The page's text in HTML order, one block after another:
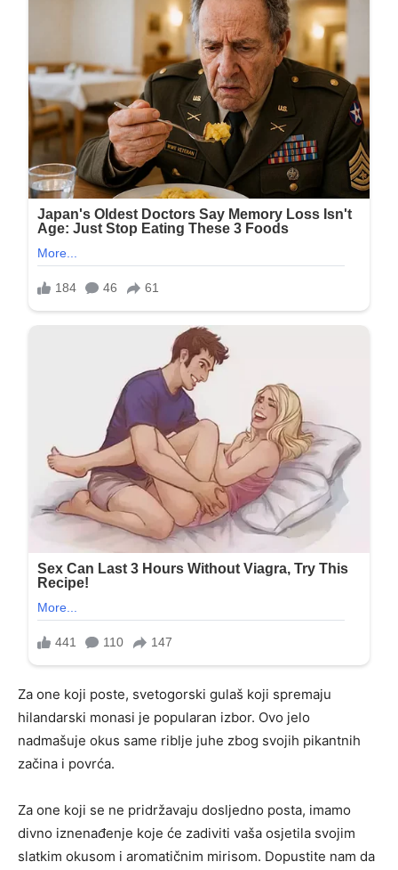
Za one koji poste, svetogorski gulaš koji spremaju
hilandarski monasi je popularan izbor. Ovo jelo
nadmašuje okus same riblje juhe zbog svojih pikantnih
začina i povrća.
Za one koji se ne pridržavaju dosljedno posta, imamo
divno iznenađenje koje će zadiviti vaša osjetila svojim
slatkim okusom i aromatičnim mirisom. Dopustite nam da